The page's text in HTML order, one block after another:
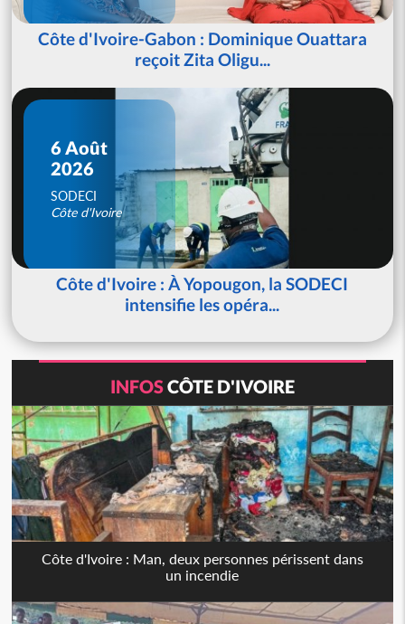
Côte d'Ivoire-Gabon : Dominique Ouattara
reçoit Zita Oligu...
6 Août
2026
SODECI
Côte d'Ivoire
Côte d'Ivoire : À Yopougon, la SODECI
intensifie les opéra...
INFOSCÔTE D'IVOIRE
Côte d'Ivoire : Man, deux personnes périssent dans
un incendie